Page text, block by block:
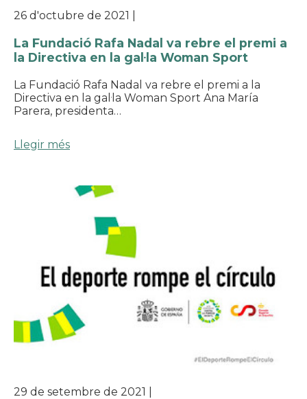
26 d'octubre de 2021
La Fundació Rafa Nadal va rebre el premi a
la Directiva en la gal·la Woman Sport
La Fundació Rafa Nadal va rebre el premi a la
Directiva en la gal·la Woman Sport Ana María
Parera, presidenta…
Llegir més
29 de setembre de 2021